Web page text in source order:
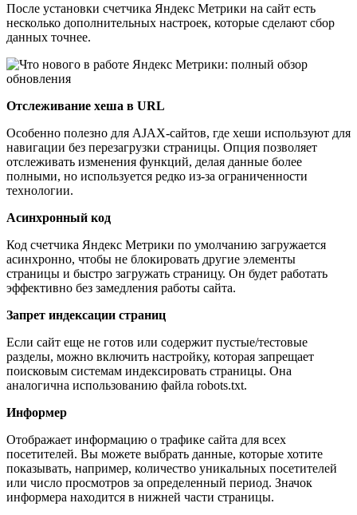
После установки счетчика Яндекс Метрики на сайт есть
несколько дополнительных настроек, которые сделают сбор
данных точнее.
Отслеживание хеша в URL
Особенно полезно для AJAX-сайтов, где хеши используют для
навигации без перезагрузки страницы. Опция позволяет
отслеживать изменения функций, делая данные более
полными, но используется редко из-за ограниченности
технологии.
Асинхронный код
Код счетчика Яндекс Метрики по умолчанию загружается
асинхронно, чтобы не блокировать другие элементы
страницы и быстро загружать страницу. Он будет работать
эффективно без замедления работы сайта.
Запрет индексации страниц
Если сайт еще не готов или содержит пустые/тестовые
разделы, можно включить настройку, которая запрещает
поисковым системам индексировать страницы. Она
аналогична использованию файла robots.txt.
Информер
Отображает информацию о трафике сайта для всех
посетителей. Вы можете выбрать данные, которые хотите
показывать, например, количество уникальных посетителей
или число просмотров за определенный период. Значок
информера находится в нижней части страницы.